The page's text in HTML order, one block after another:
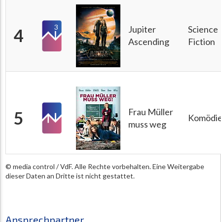
4 3
Jupiter
Ascending
Science
Fiction
5
Frau Müller
muss weg
© media control / VdF. Alle Rechte vorbehalten. Eine Weitergabe
dieser Daten an Dritte ist nicht gestattet.
Ansprechpartner